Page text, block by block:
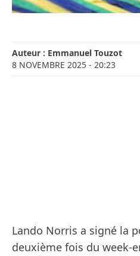
Auteur : Emmanuel Touzot
8 NOVEMBRE 2025 - 20:23
Lando Norris a signé la
deuxième fois du week-